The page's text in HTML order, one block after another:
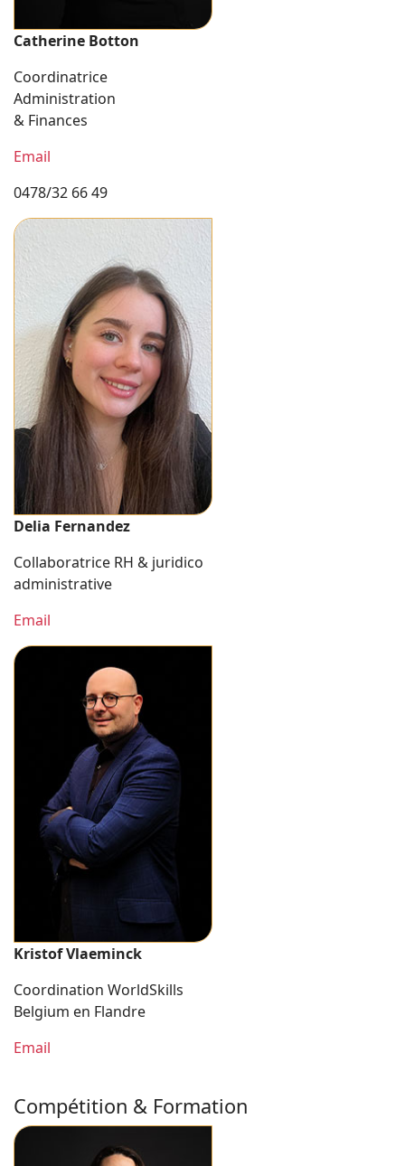
Catherine Botton
Coordinatrice
Administration
& Finances
Email
0478/32 66 49
Delia Fernandez
Collaboratrice RH & juridico
administrative
Email
Kristof Vlaeminck
Coordination WorldSkills
Belgium en Flandre
Email
Compétition & Formation